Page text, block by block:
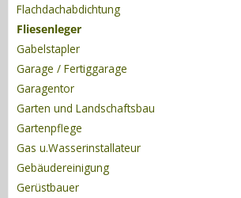
Flachdachabdichtung
Fliesenleger
Gabelstapler
Garage / Fertiggarage
Garagentor
Garten und Landschaftsbau
Gartenpflege
Gas u.Wasserinstallateur
Gebäudereinigung
Gerüstbauer